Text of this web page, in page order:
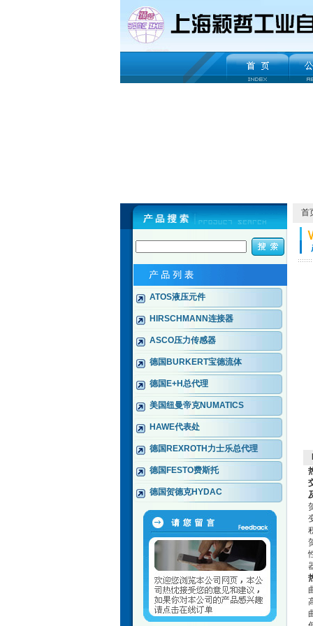
ATOS液压元件
HIRSCHMANN连接器
ASCO压力传感器
德国BURKERT宝德流体
德国E+H总代理
美国纽曼帝克NUMATICS
HAWE代表处
德国REXROTH力士乐总代理
德国FESTO费斯托
德国贺德克HYDAC
首